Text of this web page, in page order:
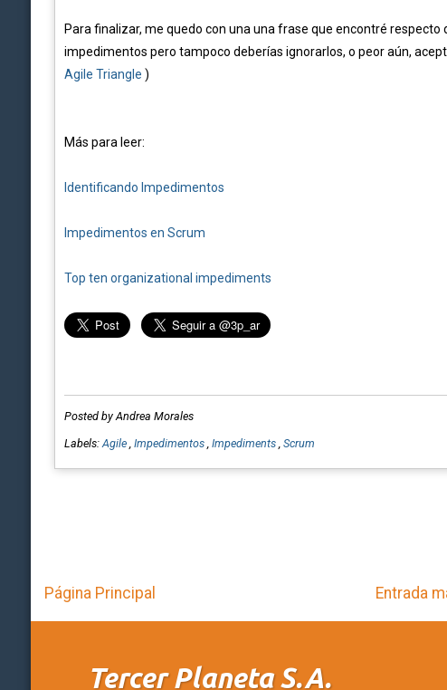
Para finalizar, me quedo con una una frase que encontré
impedimentos pero tampoco deberías ignorarlos, o peor aún,
Agile Triangle )
Más para leer:
Identificando Impedimentos
Impedimentos en Scrum
Top ten organizational impediments
Posted by Andrea Morales
Labels:Agile , Impedimentos , Impediments , Scrum
Entrada
Página Principal
Tercer Planeta S.A.